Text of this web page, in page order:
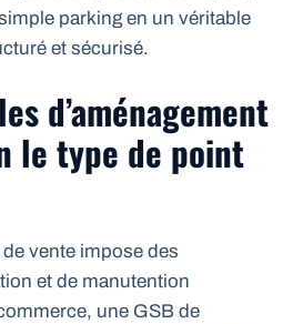
parking en un véritable
et sécurisé.
d’aménagement
le type de point
vente impose des
et de manutention
une GSB de